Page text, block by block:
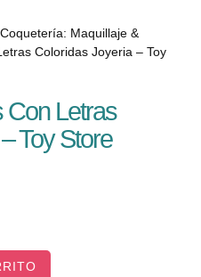
Coquetería: Maquillaje &
Coloridas Joyeria – Toy
Con Letras
Toy Store